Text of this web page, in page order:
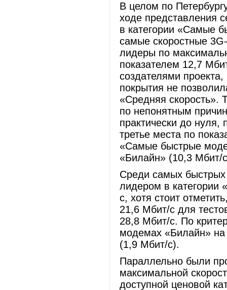
В целом по
ходе представления
в категории «Самые
самые скоростные
лидеры по
показателем 12,7
создателями проекта,
покрытия не
«Средняя
по непонятным
практически до
третье места по
«Самые быстрые
«Билайн» (10,3
Среди самых
лидером в категории
с, хотя стоит
21,6 Мбит/с для
28,8 Мбит/с. По
модемах «Билайн»
(1,9 Мбит/с).
Параллельно были
максимальной
доступной ценовой